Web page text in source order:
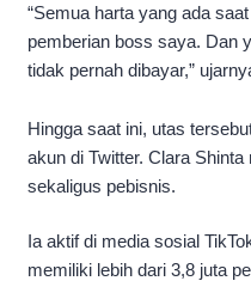
“Semua harta yang ada
pemberian boss saya. Dan
tidak pernah dibayar,”
Hingga saat ini, utas
akun di Twitter. Clara
sekaligus pebisnis.
Ia aktif di media sosial
memiliki lebih dari 3,8 juta